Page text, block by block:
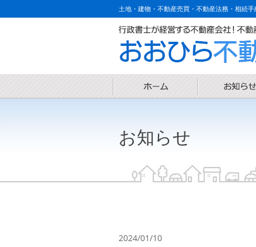
土地・建物・不動産売買・不動産法務・相続
お知らせ
2024/01/10